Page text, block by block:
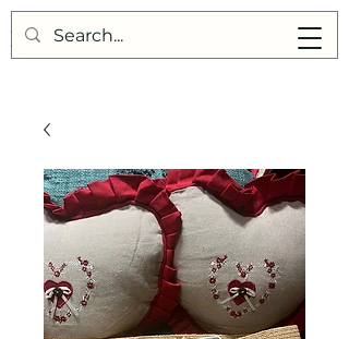
Points de Suture